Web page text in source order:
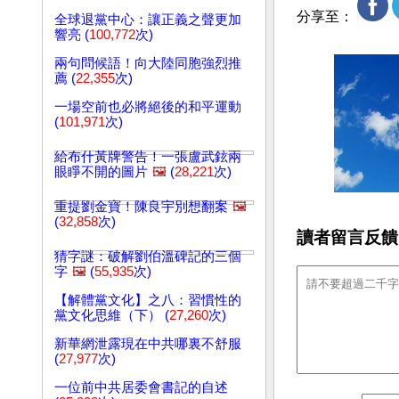
全球退黨中心：讓正義之聲更加
響亮 (100,772次)
兩句問候語！向大陸同胞強烈推
薦 (22,355次)
一場空前也必將絕後的和平運動
(101,971次)
給布什黃牌警告！一張盧武鉉兩
眼睜不開的圖片 🖼️ (28,221次)
重提劉金寶！陳良宇別想翻案 🖼️
(32,858次)
猜字謎：破解劉伯溫碑記的三個
字 🖼️ (55,935次)
【解體黨文化】之八：習慣性的
黨文化思維（下） (27,260次)
新華網泄露現在中共哪裏不舒服
(27,977次)
一位前中共居委會書記的自述
分享至：
讀者留言反